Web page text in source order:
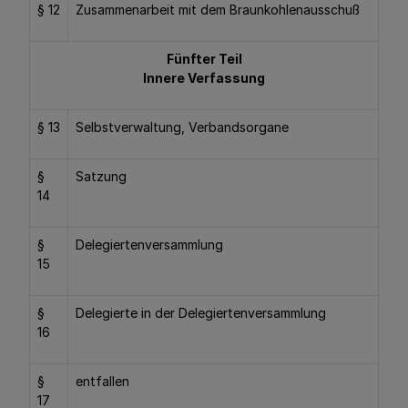
§ 12 Zusammenarbeit mit dem Braunkohlenausschuß
Fünfter Teil
Innere Verfassung
§ 13 Selbstverwaltung, Verbandsorgane
§
14
Satzung
§
15
Delegiertenversammlung
§
16
Delegierte in der Delegiertenversammlung
§
17
entfallen